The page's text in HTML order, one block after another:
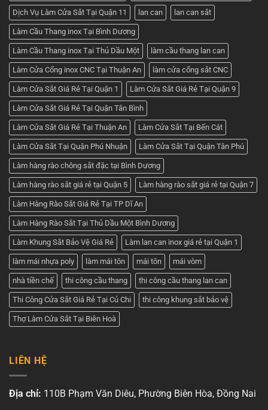
Dịch Vụ Làm Cửa Sắt Tại Quận 11 lan can lan can sắt
Làm Cầu Thang inox Tại Bình Dương
Làm Cầu Thang inox Tại Thủ Dầu Một làm cầu thang lan can
Làm Cửa Cổng inox CNC Tại Thuận An làm cửa cổng sắt CNC
Làm Cửa Sắt Giá Rẻ Tại Quận 1 Làm Cửa Sắt Giá Rẻ Tại Quận 9
Làm Cửa Sắt Giá Rẻ Tại Quận Tân Bình
Làm Cửa Sắt Giá Rẻ Tại Thuận An Làm Cửa Sắt Tại Bến Cát
Làm Cửa Sắt Tại Quận Phú Nhuận Làm Cửa Sắt Tại Quận Tân Phú
Làm hàng rào chông sắt đặc tại Bình Dương
Làm hàng rào sắt giá rẻ tại Quận 5 Làm hàng rào sắt giá rẻ tại Quận 7
Làm Hàng Rào Sắt Giá Rẻ Tại TP Dĩ An
Làm Hàng Rào Sắt Tại Thủ Dầu Một Bình Dương
Làm Khung Sắt Bảo Vệ Giá Rẻ Làm lan can inox giá rẻ tại Quận 1
làm mái nhựa poly làm mái tôn mái tôn mái vòm
nhà tiền chế thi công cầu thang thi công cầu thang lan can
Thi Công Cửa Sắt Giá Rẻ Tại Củ Chi thi công khung sắt bảo vệ
Thợ Làm Cửa Sắt Tại Biên Hoà
LIÊN HỆ
Địa chỉ: 110B Phạm Văn Diêu, Phường Biên Hòa, Đồng Nai